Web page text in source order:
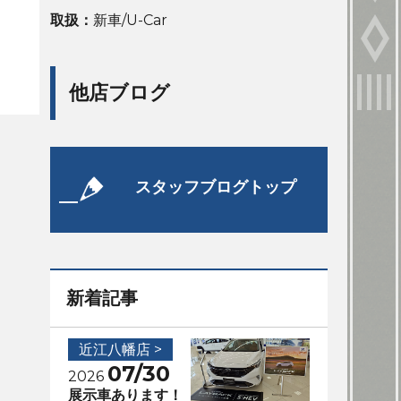
取扱： 新車/U-Car
他店ブログ
スタッフブログトップ
新着記事
近江八幡店 >
2026 07/30
展示車あります！